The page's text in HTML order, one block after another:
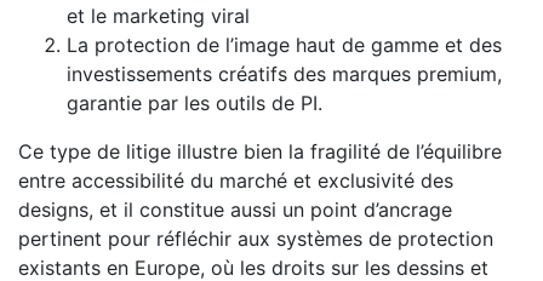
et le marketing viral
La protection de l’image haut de gamme et des
investissements créatifs des marques premium,
garantie par les outils de PI.
Ce type de litige illustre bien la fragilité de l’équilibre
entre accessibilité du marché et exclusivité des
designs, et il constitue aussi un point d’ancrage
pertinent pour réfléchir aux systèmes de protection
existants en Europe, où les droits sur les dessins et